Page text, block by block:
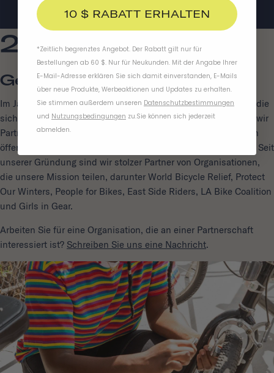
2018
Gemeinsam Dabei
Im Jahr 2018 haben wir Gemeinschaftsinitiativen unterstützt, die
sich für sicherere und integrativere Straßen einsetzen, indem wir
Partnerschaften mit Healthy Active Streets und den autofreien
öffentlichen Veranstaltungen von CicLAvia eingegangen sind. Seit
unserer Gründung sind wir stolzer Partner von Organisationen,
die unsere Mission teilen, darunter World Bicycle Relief, Protect
Our Winters, People for Bikes, East Side Riders, LA Bike Coalition
und Girls in Gear.
Arbeiten Sie für eine Organisation, die an einer Partnerschaft
interessiert ist? Schreiben Sie uns eine Nachricht.
10 $ RABATT ERHALTEN
*Zeitlich begrenztes Angebot. Der Rabatt gilt nur für
Bestellungen ab 60 $. Nur für Neukunden. Mit der Angabe Ihrer
E-Mail-Adresse erklären Sie sich damit einverstanden, E-Mails
über neue Produkte, Werbeaktionen und Updates zu erhalten.
Sie stimmen außerdem unseren Datenschutzbestimmungen
und Nutzungsbedingungen zu.Sie können sich jederzeit
abmelden.